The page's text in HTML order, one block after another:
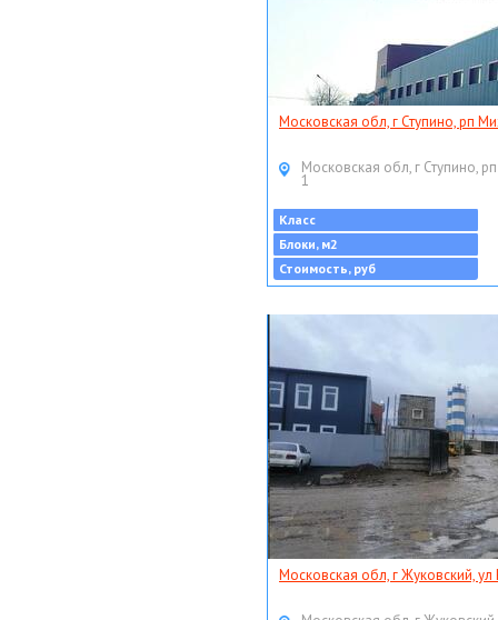
Московская обл, г Ступино, рп
Московская обл, г Ступино,
1
Класс
Блоки, м2
Стоимость, руб
Московская обл, г Жуковский,